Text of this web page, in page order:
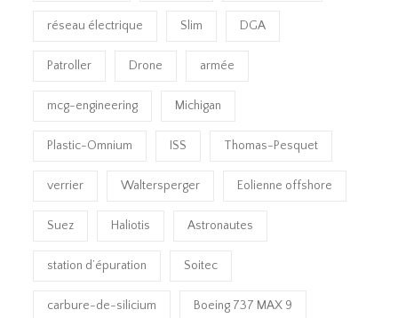
réseau électrique Slim DGA
Patroller Drone armée
mcg-engineering Michigan
Plastic-Omnium ISS Thomas-Pesquet
verrier Waltersperger Eolienne offshore
Suez Haliotis Astronautes
station d’épuration Soitec
carbure-de-silicium Boeing 737 MAX 9